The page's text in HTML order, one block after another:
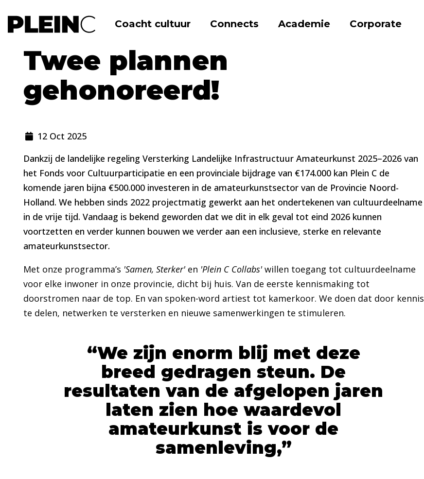
Coacht cultuur Connects Academie Corporate
Home Nieuws Twee plannen gehonoreerd!
Twee plannen
gehonoreerd!
12 Oct 2025
Dankzij de landelijke regeling Versterking Landelijke Infrastructuur Amateurkunst 2025–2026 van
het Fonds voor Cultuurparticipatie en een provinciale bijdrage van €174.000 kan Plein C de
komende jaren bijna €500.000 investeren in de amateurkunstsector van de Provincie Noord-
Holland. We hebben sinds 2022 projectmatig gewerkt aan het ondertekenen van cultuurdeelname
in de vrije tijd. Vandaag is bekend geworden dat we dit in elk geval tot eind 2026 kunnen
voortzetten en verder kunnen bouwen we verder aan een inclusieve, sterke en relevante
amateurkunstsector.
Met onze programma’s 'Samen, Sterker'en 'Plein C Collabs'willen toegang tot cultuurdeelname
voor elke inwoner in onze provincie, dicht bij huis. Van de eerste kennismaking tot
doorstromen naar de top. En van spoken-word artiest tot kamerkoor. We doen dat door kennis
te delen, netwerken te versterken en nieuwe samenwerkingen te stimuleren.
We zijn enorm blij met deze
breed gedragen steun. De
resultaten van de afgelopen jaren
laten zien hoe waardevol
amateurkunst is voor de
samenleving,